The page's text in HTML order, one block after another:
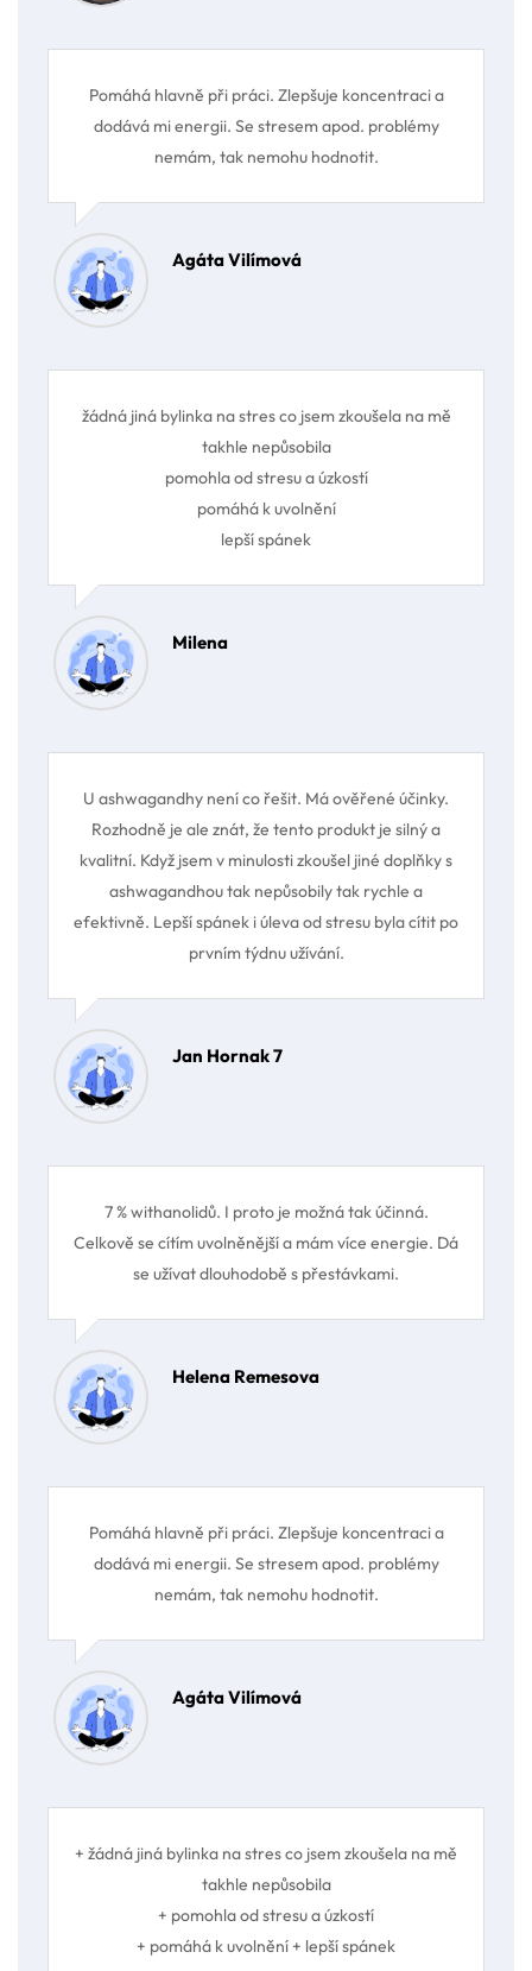
Pomáhá hlavně při práci. Zlepšuje koncentraci a
dodává mi energii. Se stresem apod. problémy
nemám, tak nemohu hodnotit.
Agáta Vilímová
žádná jiná bylinka na stres co jsem zkoušela na mě
takhle nepůsobila
pomohla od stresu a úzkostí
pomáhá k uvolnění
lepší spánek
Milena
U ashwagandhy není co řešit. Má ověřené účinky.
Rozhodně je ale znát, že tento produkt je silný a
kvalitní. Když jsem v minulosti zkoušel jiné doplňky s
ashwagandhou tak nepůsobily tak rychle a
efektivně. Lepší spánek i úleva od stresu byla cítit po
prvním týdnu užívání.
Jan Hornak 7
7 % withanolidů. I proto je možná tak účinná.
Celkově se cítím uvolněnější a mám více energie. Dá
se užívat dlouhodobě s přestávkami.
Helena Remesova
Pomáhá hlavně při práci. Zlepšuje koncentraci a
dodává mi energii. Se stresem apod. problémy
nemám, tak nemohu hodnotit.
Agáta Vilímová
+ žádná jiná bylinka na stres co jsem zkoušela na mě
takhle nepůsobila
+ pomohla od stresu a úzkostí
+ pomáhá k uvolnění + lepší spánek